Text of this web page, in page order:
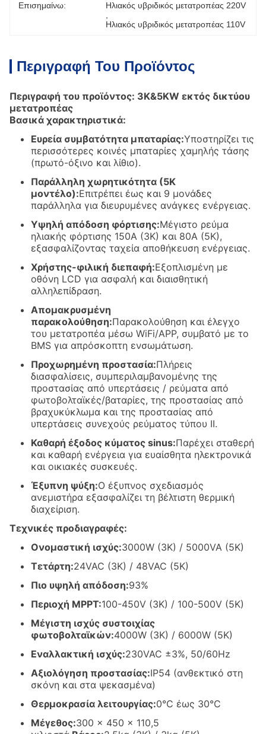
Επισημαίνω:
Ηλιακός υβριδικός μετατροπέας 220V
Ηλιακός υβριδικός μετατροπέας 110V
Περιγραφή Του Προϊόντος
Περιγραφή του προϊόντος: 3K&5KW εκτός δικτύου
μετατροπέας
Βασικά χαρακτηριστικά:
Ευρεία συμβατότητα μπαταρίας:Υποστηρίζει τις
περισσότερες κοινές μπαταρίες χαμηλής τάσης
(πρωτό-όξινο και λίθιο).
Παράλληλη χωρητικότητα (5K
μοντέλο):Επιτρέπει έως και 9 μονάδες
παράλληλα για διευρυμένες ανάγκες ενέργειας.
Υψηλή απόδοση φόρτισης:Μέγιστο ρεύμα
ηλιακής φόρτισης 150A (3K) και 80A (5K),
εξασφαλίζοντας ταχεία αποθήκευση ενέργειας.
Χρήστης-φιλική διεπαφή:Εξοπλισμένη με
οθόνη LCD για ασφαλή και διαισθητική
αλληλεπίδραση.
Απομακρυσμένη
παρακολούθηση:Παρακολούθηση και έλεγχο
του μετατροπέα μέσω WiFi/APP, συμβατό με το
BMS για απρόσκοπτη ενσωμάτωση.
Προχωρημένη προστασία:Πλήρεις
διασφαλίσεις, συμπεριλαμβανομένης της
προστασίας από υπερτάσεις / ρεύματα από
φωτοβολταϊκές/βαταρίες, της προστασίας από
βραχυκύκλωμα και της προστασίας από
υπερτάσεις συνεχούς ρεύματος τύπου II.
Καθαρή έξοδος κύματος sinus:Παρέχει σταθερή
και καθαρή ενέργεια για ευαίσθητα ηλεκτρονικά
και οικιακές συσκευές.
Έξυπνη ψύξη:Ο έξυπνος σχεδιασμός
ανεμιστήρα εξασφαλίζει τη βέλτιστη θερμική
διαχείριση.
Τεχνικές προδιαγραφές:
Ονομαστική ισχύς:3000W (3K) / 5000VA (5K)
Τετάρτη:24VAC (3K) / 48VAC (5K)
Πιο υψηλή απόδοση:93%
Περιοχή MPPT:100-450V (3K) / 100-500V (5K)
Μέγιστη ισχύς συστοιχίας
φωτοβολταϊκών:4000W (3K) / 6000W (5K)
Εναλλακτική ισχύς:230VAC ±3%, 50/60Hz
Αξιολόγηση προστασίας:IP54 (ανθεκτικό στη
σκόνη και στα ψεκασμένα)
Θερμοκρασία λειτουργίας:0°C έως 30°C
Μέγεθος:300 × 450 × 110,5